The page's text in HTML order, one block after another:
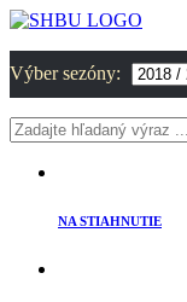
Výber sezóny:
NA STIAHNUTIE